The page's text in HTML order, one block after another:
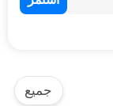
جميع